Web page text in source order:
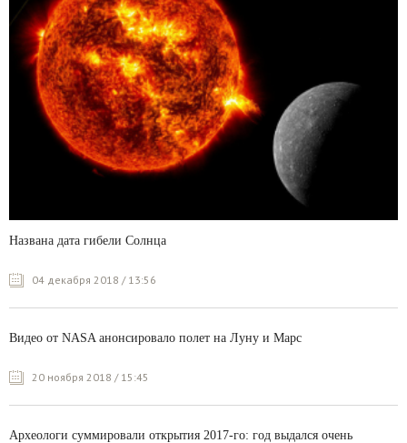
Названа дата гибели Солнца
04 декабря 2018 / 13:56
Видео от NASA анонсировало полет на Луну и Марс
20 ноября 2018 / 15:45
Археологи суммировали открытия 2017-го: год выдался очень